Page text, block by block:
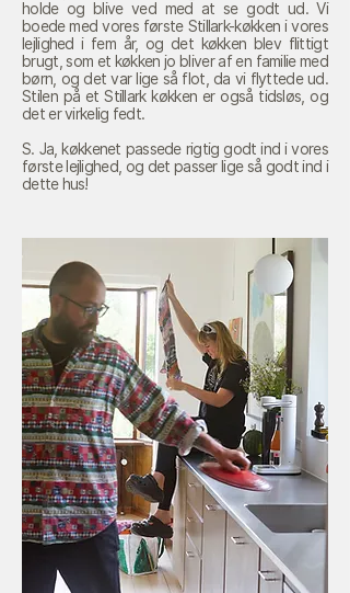
holde og blive ved med at se godt ud. Vi
boede med vores første Stillark-køkken i vores
lejlighed i fem år, og det køkken blev flittigt
brugt, som et køkken jo bliver af en familie med
børn, og det var lige så flot, da vi flyttede ud.
Stilen på et Stillark køkken er også tidsløs, og
det er virkelig fedt.
S. Ja, køkkenet passede rigtig godt ind i vores
første lejlighed, og det passer lige så godt ind i
dette hus!